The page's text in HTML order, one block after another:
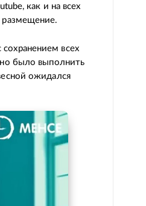
как и на всех
размещение.
всех
было выполнить
ожидался